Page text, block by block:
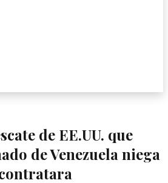
de EE.UU. que
de Venezuela niega